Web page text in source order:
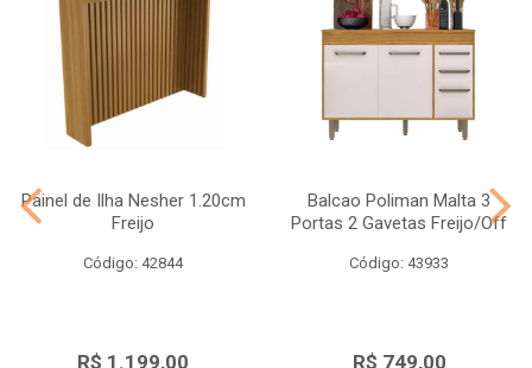
Painel de Ilha Nesher 1.20cm
Freijo
Código: 42844
R$ 1.199,00
Balcao Poliman Malta 3
Portas 2 Gavetas Freijo/Off
Código: 43933
R$ 749,00